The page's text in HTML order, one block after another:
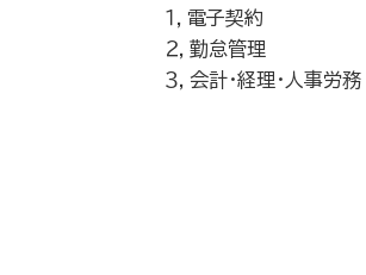
１，電子契約
２，勤怠管理
３，会計・経理・人事労務